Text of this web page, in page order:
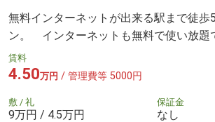
無料インターネットが出来る駅まで徒歩
ン。 インターネットも無料で使い放題
賃料
4.50万円 / 管理費等 5000円
敷 / 礼
9万円 / 4.5万円
保証金
なし